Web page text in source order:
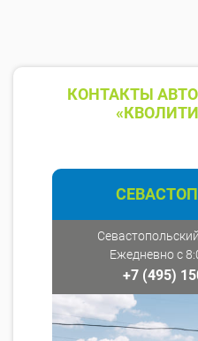
КОНТАКТЫ
Ежедневно с
+7 (495)